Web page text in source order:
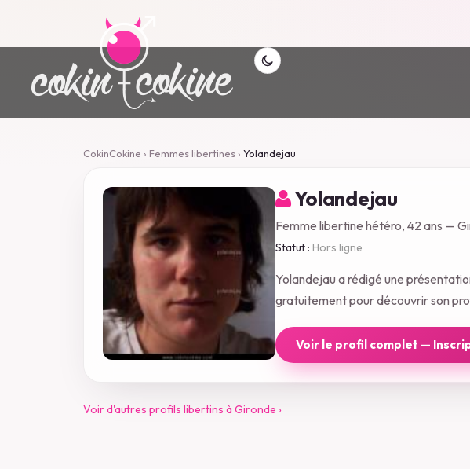
CokinCokine › Femmes libertines› Yolandejau
Yolandejau
Femme libertine hétéro, 42 ans —
Statut : Hors ligne
Yolandejau a rédigé une
gratuitement pour découvrir son
Voir le profil complet —
Voir d'autres profils libertins à Gironde ›